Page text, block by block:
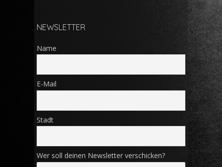
NEWSLETTER
Name
E-Mail
Stadt
Wer soll deinen Newsletter verschicken?